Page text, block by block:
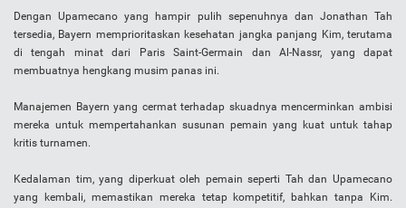
Dengan Upamecano yang hampir pulih sepenuhnya dan Jonathan Tah
tersedia, Bayern memprioritaskan kesehatan jangka panjang Kim, terutama
di tengah minat dari Paris Saint-Germain dan Al-Nassr, yang dapat
membuatnya hengkang musim panas ini.
Manajemen Bayern yang cermat terhadap skuadnya mencerminkan ambisi
mereka untuk mempertahankan susunan pemain yang kuat untuk tahap
kritis turnamen.
Kedalaman tim, yang diperkuat oleh pemain seperti Tah dan Upamecano
yang kembali, memastikan mereka tetap kompetitif, bahkan tanpa Kim.